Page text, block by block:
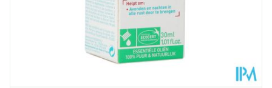
Kamertemperatuur
(15°C - 25°C)